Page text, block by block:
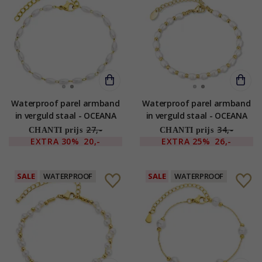
Waterproof parel armband
in verguld staal - OCEANA
CHANTI prijs 27,-
EXTRA 30% 20,-
Waterproof parel armband
in verguld staal - OCEANA
CHANTI prijs 34,-
EXTRA 25% 26,-
SALE WATERPROOF SALE WATERPROOF